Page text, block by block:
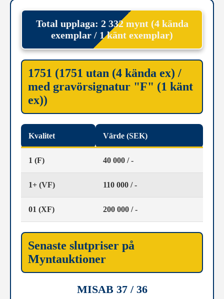
Total upplaga: 2 332 mynt (4 kända
exemplar / 1 känt exemplar)
1751 (1751 utan (4 kända ex) /
med gravörsignatur "F" (1 känt
ex))
Kvalitet Värde (SEK)
1 (F) 40 000 / -
1+ (VF) 110 000 / -
01 (XF) 200 000 / -
Senaste slutpriser på
Myntauktioner
MISAB 37 / 36